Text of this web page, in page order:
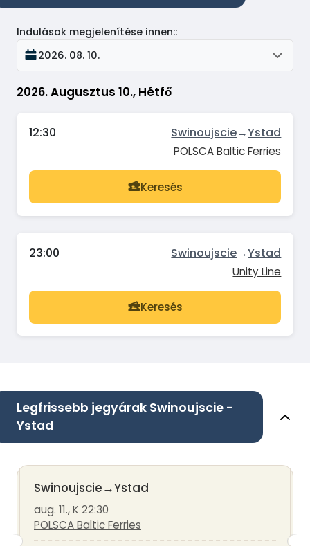
2026. Augusztus 10., Hétfő
Indulások megjelenítése innen::
2026. 08. 10.
12:30 Swinoujscie→Ystad
POLSCA Baltic Ferries
Keresés
23:00 Swinoujscie→Ystad
Unity Line
Keresés
Legfrissebb jegyárak Swinoujscie -
Ystad
Swinoujscie→Ystad
aug. 11., K 22:30
POLSCA Baltic Ferries